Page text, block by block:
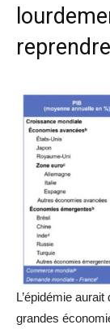
L’épidémie
grandes